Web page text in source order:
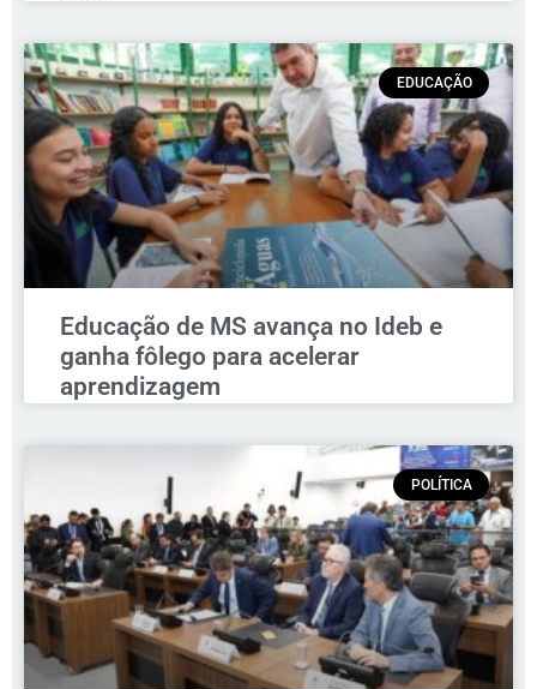
EDUCAÇÃO
Educação de MS avança no Ideb e
ganha fôlego para acelerar
aprendizagem
POLÍTICA